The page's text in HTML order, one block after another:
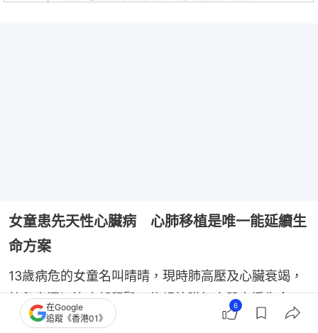
女童患先天性心臟病 心肺移植是唯一能延續生
命方案
13歲病危的女童名叫晴晴，現時肺高壓及心臟衰竭，
於兒童深切治療部留醫，依賴外膜氧合器支援生命。
她的情況危殆，急需進行心臟及肺移植，否則隨時會
在Google
追蹤《香港01》
6